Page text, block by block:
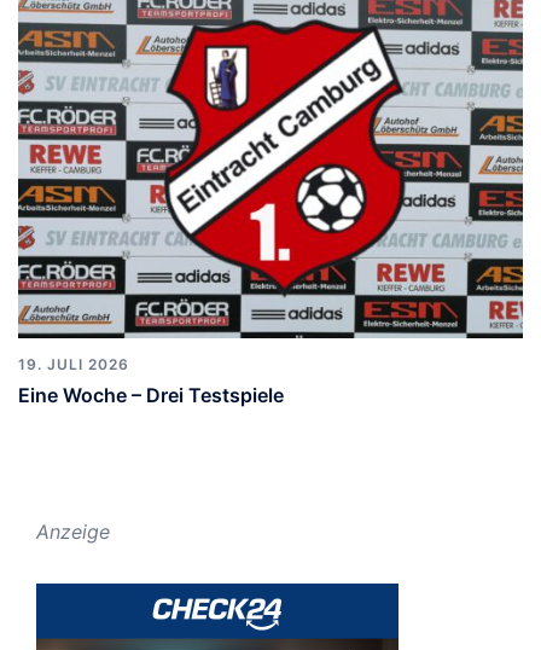
19. JULI 2026
Eine Woche – Drei Testspiele
Anzeige